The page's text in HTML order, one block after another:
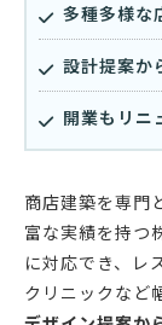
多種多様な
設計提案か
開業もリニ
商店建築を専門
富な実績を持つ
に対応でき、レ
クリニックなど